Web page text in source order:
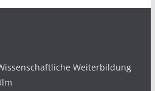
Weiterbildung